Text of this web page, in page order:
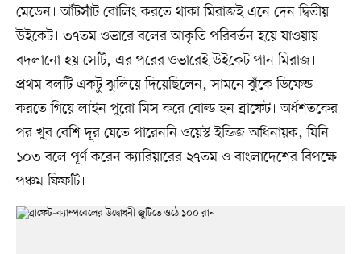
মেডেন। আঁটসাঁট বোলিং করতে থাকা মিরাজই এনে দেন দ্বিতীয়
উইকেট। ৩৭তম ওভারে বলের আকৃতি পরিবর্তন হয়ে যাওয়ায়
বদলানো হয় সেটি, এর পরের ওভারেই উইকেট পান মিরাজ।
প্রথম বলটি একটু ঝুলিয়ে দিয়েছিলেন, সামনে ঝুঁকে ডিফেন্ড
করতে গিয়ে লাইন পুরো মিস করে বোল্ড হন ব্রাফেট। অর্ধশতকের
পর খুব বেশি দূর যেতে পারেননি ওয়েস্ট ইন্ডিজ অধিনায়ক, যিনি
১০৩ বলে পূর্ণ করেন ক্যারিয়ারের ২৭তম ও বাংলাদেশের বিপক্ষে
পঞ্চম ফিফটি।